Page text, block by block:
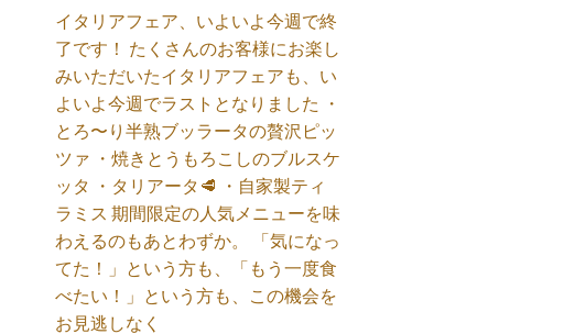
イタリアフェア、いよいよ今週で終
了です！ たくさんのお客様にお楽し
みいただいたイタリアフェアも、い
よいよ今週でラストとなりました ・
とろ〜り半熟ブッラータの贅沢ピッ
ツァ ・焼きとうもろこしのブルスケ
ッタ ・タリアータ🥩 ・自家製ティ
ラミス 期間限定の人気メニューを味
わえるのもあとわずか。 「気になっ
てた！」という方も、「もう一度食
べたい！」という方も、この機会を
お見逃しなく⁡